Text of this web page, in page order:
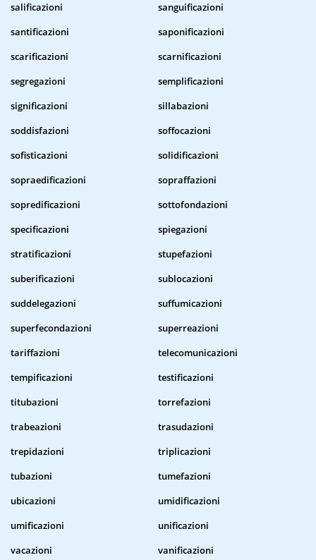
salificazioni
sanguificazioni
santificazioni
saponificazioni
scarificazioni
scarnificazioni
segregazioni
semplificazioni
significazioni
sillabazioni
soddisfazioni
soffocazioni
sofisticazioni
solidificazioni
sopraedificazioni
sopraffazioni
sopredificazioni
sottofondazioni
specificazioni
spiegazioni
stratificazioni
stupefazioni
suberificazioni
sublocazioni
suddelegazioni
suffumicazioni
superfecondazioni
superreazioni
tariffazioni
telecomunicazioni
tempificazioni
testificazioni
titubazioni
torrefazioni
trabeazioni
trasudazioni
trepidazioni
triplicazioni
tubazioni
tumefazioni
ubicazioni
umidificazioni
umificazioni
unificazioni
vacazioni
vanificazioni